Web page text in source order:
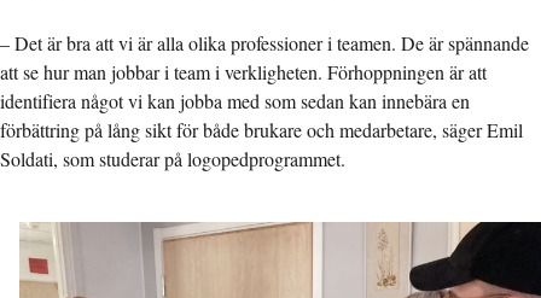
– Det är bra att vi är alla olika professioner i teamen. De är spännande
att se hur man jobbar i team i verkligheten. Förhoppningen är att
identifiera något vi kan jobba med som sedan kan innebära en
förbättring på lång sikt för både brukare och medarbetare, säger Emil
Soldati, som studerar på logopedprogrammet.